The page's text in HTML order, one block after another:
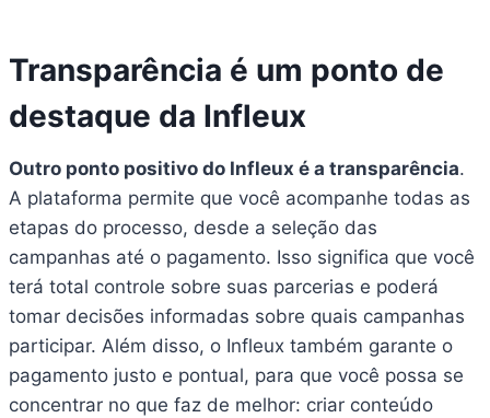
Transparência é um ponto de
destaque da Infleux
Outro ponto positivo do Infleux é a transparência.
A plataforma permite que você acompanhe todas as
etapas do processo, desde a seleção das
campanhas até o pagamento. Isso significa que você
terá total controle sobre suas parcerias e poderá
tomar decisões informadas sobre quais campanhas
participar. Além disso, o Infleux também garante o
pagamento justo e pontual, para que você possa se
concentrar no que faz de melhor: criar conteúdo